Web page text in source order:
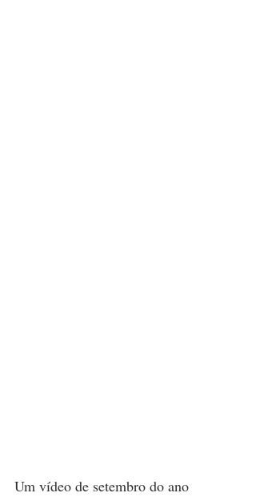
Um vídeo de setembro do ano